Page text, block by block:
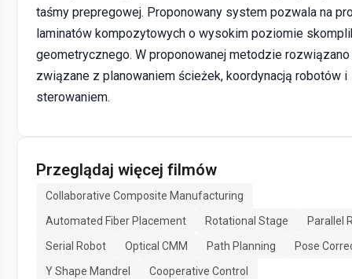
taśmy prepregowej. Proponowany system pozwala na
laminatów kompozytowych o wysokim poziomie
geometrycznego. W proponowanej metodzie
związane z planowaniem ścieżek, koordynacją robotów i
sterowaniem.
Przeglądaj więcej filmów
Collaborative Composite Manufacturing
Automated Fiber Placement
Rotational Stage
Parallel
Serial Robot
Optical CMM Path Planning
Pose
Y Shape Mandrel
Cooperative Control